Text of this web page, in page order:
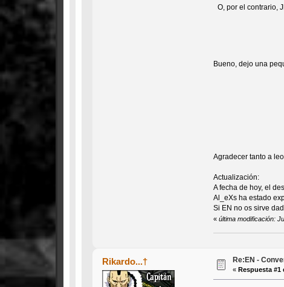
O, por el contrario,
Bueno, dejo una
Agradecer tanto a
Actualización:
A fecha de hoy, el
Al_eXs ha estado
Si EN no os sirve
« última modificación:
Rikardo...† Re:EN -
« Respuesta #1